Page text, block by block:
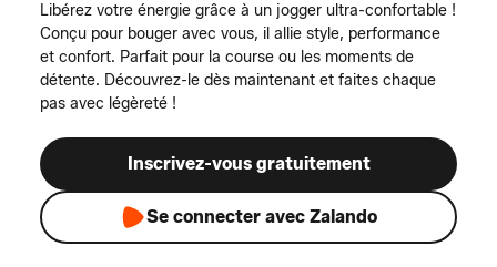
Libérez votre énergie grâce à un jogger ultra-confortable !
Conçu pour bouger avec vous, il allie style, performance
et confort. Parfait pour la course ou les moments de
détente. Découvrez-le dès maintenant et faites chaque
pas avec légèreté !
Inscrivez-vous gratuitement
Se connecter avec Zalando